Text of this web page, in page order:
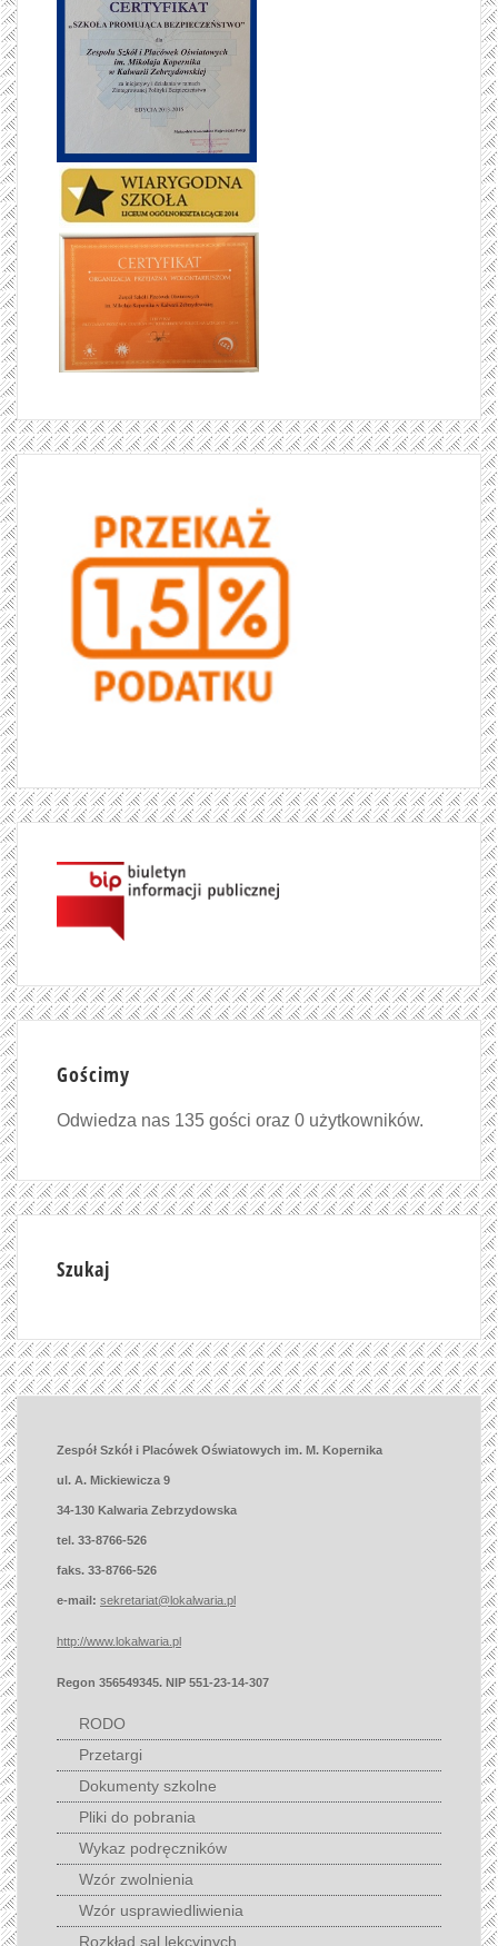
Gościmy
Odwiedza nas 135 gości oraz 0 użytkowników.
Szukaj
Zespół Szkół i Placówek Oświatowych im. M. Kopernika
ul. A. Mickiewicza 9
34-130 Kalwaria Zebrzydowska
tel. 33-8766-526
faks. 33-8766-526
e-mail: sekretariat@lokalwaria.pl
http://www.lokalwaria.pl
Regon 356549345. NIP 551-23-14-307
RODO
Przetargi
Dokumenty szkolne
Pliki do pobrania
Wykaz podręczników
Wzór zwolnienia
Wzór usprawiedliwienia
Rozkład sal lekcyjnych